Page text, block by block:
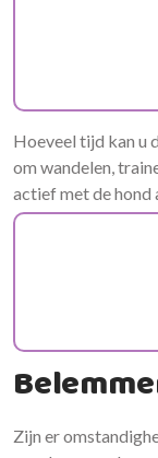
Hoeveel tijd kan u
om wandelen,
actief met de hond
Zijn er